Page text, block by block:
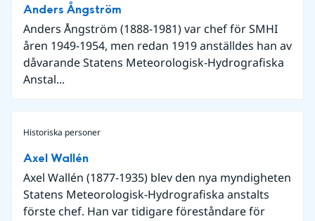
Anders Ångström
Anders Ångström (1888-1981) var chef för SMHI
åren 1949-1954, men redan 1919 anställdes han av
dåvarande Statens Meteorologisk-Hydrografiska
Anstal...
Historiska personer
Axel Wallén
Axel Wallén (1877-1935) blev den nya myndigheten
Statens Meteorologisk-Hydrografiska anstalts
förste chef. Han var tidigare föreståndare för